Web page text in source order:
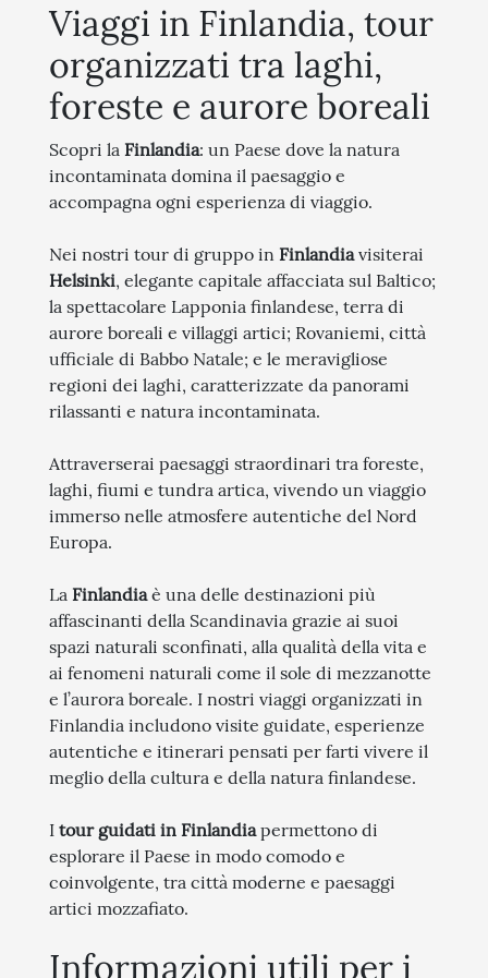
Viaggi in Finlandia, tour
organizzati tra laghi,
foreste e aurore boreali
Scopri la Finlandia: un Paese dove la natura
incontaminata domina il paesaggio e
accompagna ogni esperienza di viaggio.
Nei nostri tour di gruppo in Finlandiavisiterai
Helsinki, elegante capitale affacciata sul Baltico;
la spettacolare Lapponia finlandese, terra di
aurore boreali e villaggi artici; Rovaniemi, città
ufficiale di Babbo Natale; e le meravigliose
regioni dei laghi, caratterizzate da panorami
rilassanti e natura incontaminata.
Attraverserai paesaggi straordinari tra foreste,
laghi, fiumi e tundra artica, vivendo un viaggio
immerso nelle atmosfere autentiche del Nord
Europa.
La Finlandiaè una delle destinazioni più
affascinanti della Scandinavia grazie ai suoi
spazi naturali sconfinati, alla qualità della vita e
ai fenomeni naturali come il sole di mezzanotte
e l’aurora boreale. I nostri viaggi organizzati in
Finlandia includono visite guidate, esperienze
autentiche e itinerari pensati per farti vivere il
meglio della cultura e della natura finlandese.
I tour guidati in Finlandiapermettono di
esplorare il Paese in modo comodo e
coinvolgente, tra città moderne e paesaggi
artici mozzafiato.
Informazioni utili per i